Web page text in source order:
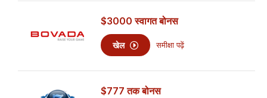
$3000 स्वागत बोनस
खेल समीक्षा पढ़ें
$777 तक बोनस